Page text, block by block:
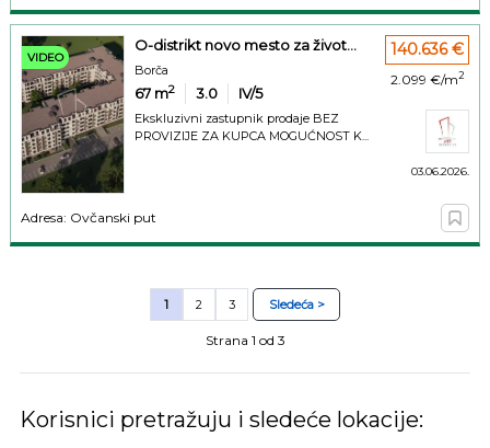
VIDEO
O-distrikt novo mesto za život...
Borča
67 m2 3.0 IV/5
Ekskluzivni zastupnik prodaje BEZ
PROVIZIJE ZA KUPCA MOGUĆNOST K...
140.636 €
2.099 €/m2
03.06.2026.
Adresa: Ovčanski put
1 2 3 Sledeća >
Strana 1 od 3
Korisnici pretražuju i sledeće lokacije: